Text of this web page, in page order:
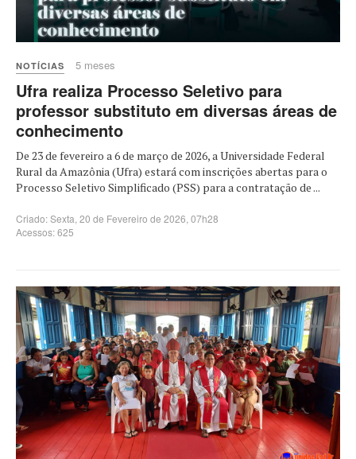
NOTÍCIAS 5 meses
Ufra realiza Processo Seletivo para
professor substituto em diversas áreas de
conhecimento
De 23 de fevereiro a 6 de março de 2026, a Universidade Federal
Rural da Amazônia (Ufra) estará com inscrições abertas para o
Processo Seletivo Simplificado (PSS) para a contratação de ...
Criado: Sexta, 20 de Fevereiro de 2026, 07h28
Acessos: 625